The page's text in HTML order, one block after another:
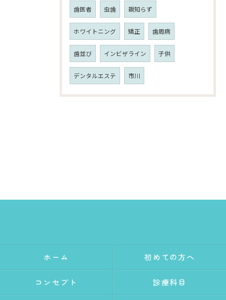
歯医者 虫歯 親知らず
ホワイトニング 矯正 歯周病
歯並び インビザライン 子供
デンタルエステ 市川
ホーム 初めての方へ
コンセプト 診療科目